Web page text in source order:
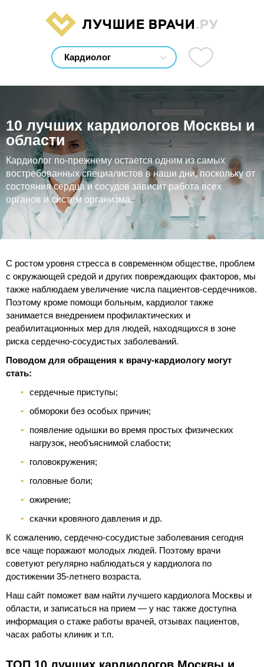
ЛУЧШИЕ ВРАЧИ.РУ
10 лучших кардиологов Москвы и
области
Кардиолог по-прежнему остается одним из самых
востребованных специалистов в наши дни, поскольку от
состояния сердца и сосудов зависит работа всех
органов и систем организма.
С ростом уровня стресса в современном обществе, проблем
с окружающей средой и других повреждающих факторов, мы
также наблюдаем увеличение числа пациентов-сердечников.
Поэтому кроме помощи больным, кардиолог также
занимается внедрением профилактических и
реабилитационных мер для людей, находящихся в зоне
риска сердечно-сосудистых заболеваний.
Поводом для обращения к врачу-кардиологу могут
стать:
сердечные приступы;
обмороки без особых причин;
появление одышки во время простых физических
нагрузок, необъяснимой слабости;
головокружения;
головные боли;
ожирение;
скачки кровяного давления и др.
К сожалению, сердечно-сосудистые заболевания сегодня
все чаще поражают молодых людей. Поэтому врачи
советуют регулярно наблюдаться у кардиолога по
достижении 35-летнего возраста.
Наш сайт поможет вам найти лучшего кардиолога Москвы и
области, и записаться на прием — у нас также доступна
информация о стаже работы врачей, отзывах пациентов,
часах работы клиник и т.п.